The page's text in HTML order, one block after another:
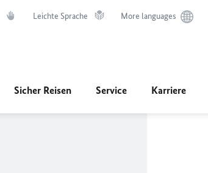
Leichte Sprache More languages
Sicher Reisen Service Karriere